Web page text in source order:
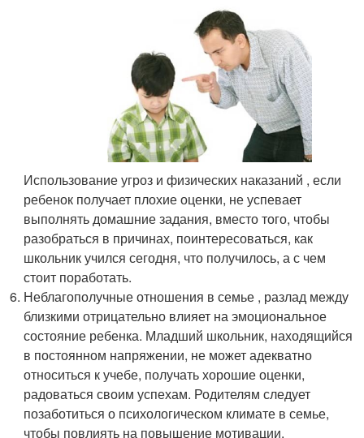
Использование угроз и физических наказаний , если
ребенок получает плохие оценки, не успевает
выполнять домашние задания, вместо того, чтобы
разобраться в причинах, поинтересоваться, как
школьник учился сегодня, что получилось, а с чем
стоит поработать.
Неблагополучные отношения в семье , разлад между
близкими отрицательно влияет на эмоциональное
состояние ребенка. Младший школьник, находящийся
в постоянном напряжении, не может адекватно
относиться к учебе, получать хорошие оценки,
радоваться своим успехам. Родителям следует
позаботиться о психологическом климате в семье,
чтобы повлиять на повышение мотивации.